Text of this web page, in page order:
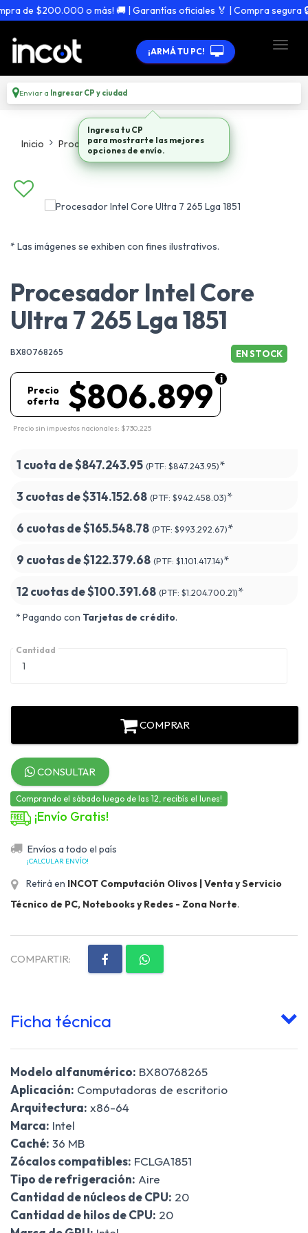
de $200.000 o más! 🚚 | Garantías oficiales 🏅 | Compra segura 🔒
¡ARMÁ TU PC!
Enviar a Ingresar CP y ciudad
Inicio Productos Procesadores
* Las imágenes se exhiben con fines ilustrativos.
Procesador Intel Core
Ultra 7 265 Lga 1851
BX80768265 EN STOCK
$806.899
Precio
oferta
Precio sin impuestos nacionales: $730.225
1 cuota de$847.243.95 (PTF: $847.243.95)*
3 cuotas de$314.152.68 (PTF: $942.458.03)*
6 cuotas de$165.548.78 (PTF: $993.292.67)*
9 cuotas de$122.379.68 (PTF: $1.101.417.14)*
12 cuotas de$100.391.68 (PTF: $1.204.700.21)*
* Pagando con Tarjetas de crédito.
Cantidad
COMPRAR
CONSULTAR
Comprando el sábado luego de las 12, recibís el lunes!
¡Envío Gratis!
Envíos a todo el país
¡CALCULAR ENVÍO!
Retirá en INCOT Computación Olivos | Venta y Servicio
Técnico de PC, Notebooks y Redes - Zona Norte.
COMPARTIR:
Ficha técnica
Modelo alfanumérico: BX80768265
Aplicación: Computadoras de escritorio
Arquitectura: x86-64
Marca: Intel
Caché: 36 MB
Zócalos compatibles: FCLGA1851
Tipo de refrigeración: Aire
Cantidad de núcleos de CPU: 20
Cantidad de hilos de CPU: 20
Ingresa tu CP
para mostrarte las mejores
opciones de envío.